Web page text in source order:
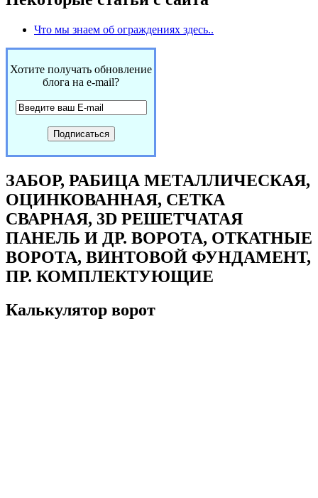
Что мы знаем об ограждениях здесь..
Хотите получать обновление
блога на e-mail?
ЗАБОР, РАБИЦА МЕТАЛЛИЧЕСКАЯ,
ОЦИНКОВАННАЯ, СЕТКА
СВАРНАЯ, 3D РЕШЕТЧАТАЯ
ПАНЕЛЬ И ДР. ВОРОТА, ОТКАТНЫЕ
ВОРОТА, ВИНТОВОЙ ФУНДАМЕНТ,
ПР. КОМПЛЕКТУЮЩИЕ
Калькулятор ворот